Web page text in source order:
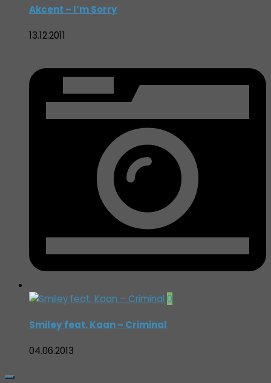
Akcent – I’m Sorry
13.12.2011
0
Smiley feat. Kaan – Criminal
04.06.2013